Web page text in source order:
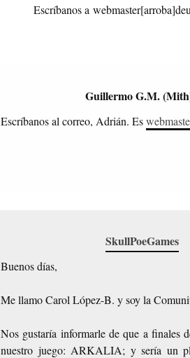
Escríbanos a
Guillermo G.M.
Escríbanos al correo, Adrián. Es
SkullPoeGames
Buenos días,
Me llamo Carol López-B. y soy la
Nos gustaría informarle de que a finales
nuestro juego: ARKALIA; y sería un